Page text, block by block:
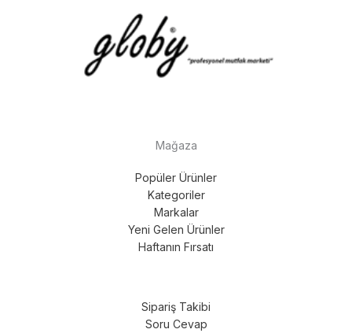
Mağaza
Popüler Ürünler
Kategoriler
Markalar
Yeni Gelen Ürünler
Haftanın Fırsatı
Sipariş Takibi
Soru Cevap